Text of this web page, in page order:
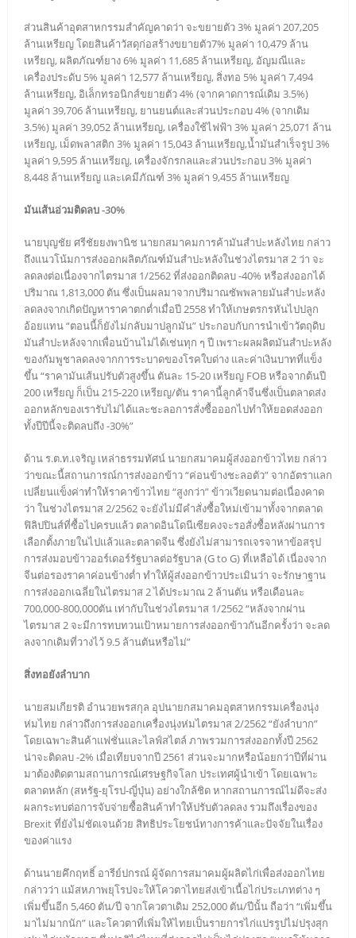
ส่วนสินค้าอุตสาหกรรมสำคัญคาดว่า จะขยายตัว 3% มูลค่า 207,205
ล้านเหรียญ โดยสินค้าวัสดุก่อสร้างขยายตัว7% มูลค่า 10,479 ล้าน
เหรียญ, ผลิตภัณฑ์ยาง 6% มูลค่า 11,685 ล้านเหรียญ, อัญมณีและ
เครื่องประดับ 5% มูลค่า 12,577 ล้านเหรียญ, สิ่งทอ 5% มูลค่า 7,494
ล้านเหรียญ, อิเล็กทรอนิกส์ขยายตัว 4% (จากคาดการณ์เดิม 3.5%)
มูลค่า 39,706 ล้านเหรียญ, ยานยนต์และส่วนประกอบ 4% (จากเดิม
3.5%) มูลค่า 39,052 ล้านเหรียญ, เครื่องใช้ไฟฟ้า 3% มูลค่า 25,071 ล้าน
เหรียญ, เม็ดพลาสติก 3% มูลค่า 15,043 ล้านเหรียญ,น้ำมันสำเร็จรูป 3%
มูลค่า 9,595 ล้านเหรียญ, เครื่องจักรกลและส่วนประกอบ 3% มูลค่า
8,448 ล้านเหรียญ และเคมีภัณฑ์ 3% มูลค่า 9,455 ล้านเหรียญ
มันเส้นอ่วมติดลบ -30%
นายบุญชัย ศรีชัยยงพานิช นายกสมาคมการค้ามันสำปะหลังไทย กล่าว
ถึงแนวโน้มการส่งออกผลิตภัณฑ์มันสำปะหลังในช่วงไตรมาส 2 ว่า จะ
ลดลงต่อเนื่องจากไตรมาส 1/2562 ที่ส่งออกติดลบ -40% หรือส่งออกได้
ปริมาณ 1,813,000 ตัน ซึ่งเป็นผลมาจากปริมาณซัพพลายมันสำปะหลัง
ลดลงจากเกิดปัญหาราคาตกต่ำเมื่อปี 2558 ทำให้เกษตรกรหันไปปลูก
อ้อยแทน “ตอนนี้ก็ยังไม่กลับมาปลูกมัน” ประกอบกับการนำเข้าวัตถุดิบ
มันสำปะหลังจากเพื่อนบ้านไม่ได้เช่นทุก ๆ ปี เพราะผลผลิตมันสำปะหลัง
ของกัมพูชาลดลงจากการระบาดของโรคใบด่าง และค่าเงินบาทที่แข็ง
ขึ้น “ราคามันเส้นปรับตัวสูงขึ้น ตันละ 15-20 เหรียญ FOB หรือจากต้นปี
200 เหรียญ ก็เป็น 215-220 เหรียญ/ตัน ราคานี้ลูกค้าจีนซึ่งเป็นตลาดส่ง
ออกหลักของเรารับไม่ได้และชะลอการสั่งซื้อออกไปทำให้ยอดส่งออก
ทั้งปีปีนี้จะติดลบถึง -30%”
ด้าน ร.ต.ท.เจริญ เหล่าธรรมทัศน์ นายกสมาคมผู้ส่งออกข้าวไทย กล่าว
ว่าขณะนี้สถานการณ์การส่งออกข้าว “ค่อนข้างชะลอตัว” จากอัตราแลก
เปลี่ยนแข็งค่าทำให้ราคาข้าวไทย “สูงกว่า” ข้าวเวียดนามต่อเนื่องคาด
ว่า ในช่วงไตรมาส 2/2562 จะยังไม่มีคำสั่งซื้อใหม่เข้ามาทั้งจากตลาด
ฟิลิปปินส์ที่ซื้อไปครบแล้ว ตลาดอินโดนีเซียคงจะรอสั่งซื้อหลังผ่านการ
เลือกตั้งภายในไปแล้วและตลาดจีน ซึ่งยังไม่สามารถเจรจาหาข้อสรุป
การส่งมอบข้าวออร์เดอร์รัฐบาลต่อรัฐบาล (G to G) ที่เหลือได้ เนื่องจาก
จีนต่อรองราคาค่อนข้างต่ำ ทำให้ผู้ส่งออกข้าวประเมินว่า จะรักษาฐาน
การส่งออกเฉลี่ยในไตรมาส 2 ได้ประมาณ 2 ล้านตัน หรือเดือนละ
700,000-800,000ตัน เท่ากับในช่วงไตรมาส 1/2562 “หลังจากผ่าน
ไตรมาส 2 จะมีการทบทวนเป้าหมายการส่งออกข้าวกันอีกครั้งว่า จะลด
ลงจากเดิมที่วางไว้ 9.5 ล้านตันหรือไม่”
สิ่งทอยังลำบาก
นายสมเกียรติ อำนวยพรสกุล อุปนายกสมาคมอุตสาหกรรมเครื่องนุ่ง
ห่มไทย กล่าวถึงการส่งออกเครื่องนุ่งห่มไตรมาส 2/2562 “ยังลำบาก”
โดยเฉพาะสินค้าแฟชั่นและไลฟ์สไตล์ ภาพรวมการส่งออกทั้งปี 2562
น่าจะติดลบ -2% เมื่อเทียบจากปี 2561 ส่วนจะมากหรือน้อยกว่าปีที่ผ่าน
มาต้องติดตามสถานการณ์เศรษฐกิจโลก ประเทศผู้นำเข้า โดยเฉพาะ
ตลาดหลัก (สหรัฐ-ยุโรป-ญี่ปุ่น) อย่างใกล้ชิด หากสถานการณ์ไม่ดีจะส่ง
ผลกระทบต่อการจับจ่ายซื้อสินค้าทำให้ปรับตัวลดลง รวมถึงเรื่องของ
Brexit ที่ยังไม่ชัดเจนด้วย สิทธิประโยชน์ทางการค้าและปัจจัยในเรื่อง
ของค่าแรง
ด้านนายคึกฤทธิ์ อารีย์ปกรณ์ ผู้จัดการสมาคมผู้ผลิตไก่เพื่อส่งออกไทย
กล่าวว่า แม้สหภาพยุโรปจะให้โควตาไทยส่งเข้าเนื้อไก่ประเภทต่าง ๆ
เพิ่มขึ้นอีก 5,460 ตัน/ปี จากโควตาเดิม 252,000 ตัน/ปีนั้น ถือว่า “เพิ่มขึ้น
มาไม่มากนัก” และโควตาที่เพิ่มให้ไทยเป็นรายการไก่แปรรูปไม่ปรุงสุก